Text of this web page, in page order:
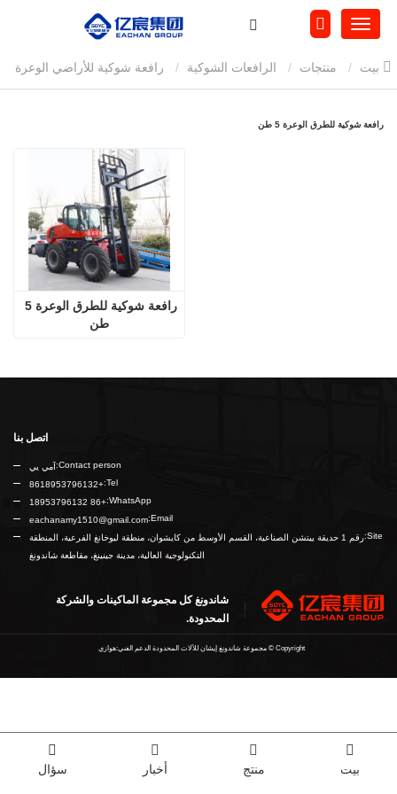
منتجات الرافعات الشوكية رافعة شوكية للأراضي الوعرة
رافعة شوكية للطرق الوعرة 5 طن
طن
اتصل بنا
Contact person: آمي يي
Tel:
+8618953796132
WhatsApp:
+86 18953796132
Email:
eachanamy1510@gmail.com
Site:
رقم 1 حديقة ييتشن الصناعية، القسم الأوسط من كايشوان، منطقة ليوخانغ الفرعية، المنطقة
التكنولوجية العالية، مدينة جينينغ، مقاطعة شاندونغ
شاندونغ كل مجموعة الماكينات والشركة
المحدودة.
Copyright © مجموعة شاندونغ إيشان للآلات المحدودة الدعم الفني:هوازي
بيت منتج أخبار سؤال